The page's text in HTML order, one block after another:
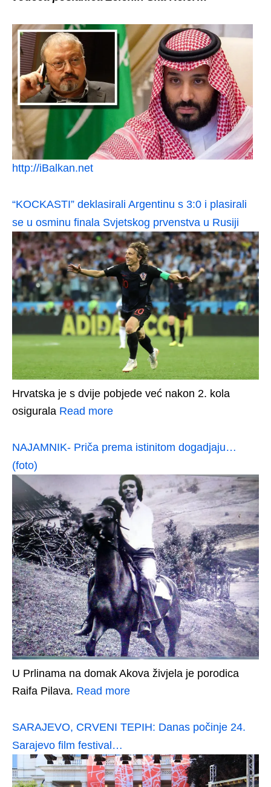
http://iBalkan.net
“KOCKASTI” deklasirali Argentinu s 3:0 i plasirali
se u osminu finala Svjetskog prvenstva u Rusiji
Hrvatska je s dvije pobjede već nakon 2. kola
osigurala Read more
NAJAMNIK- Priča prema istinitom dogadjaju…
(foto)
U Prlinama na domak Akova živjela je porodica
Raifa Pilava. Read more
SARAJEVO, CRVENI TEPIH: Danas počinje 24.
Sarajevo film festival…